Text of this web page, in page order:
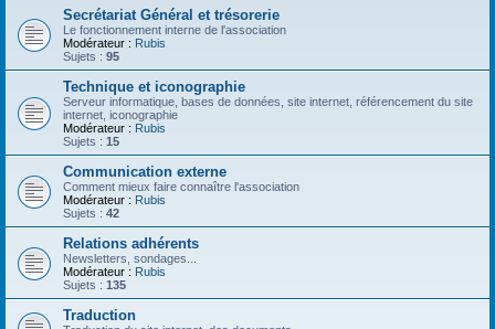
Secrétariat Général et trésorerie
Le fonctionnement interne de l'association
Modérateur : Rubis
Sujets : 95
Technique et iconographie
Serveur informatique, bases de données, site internet, référencement du site
internet, iconographie
Modérateur : Rubis
Sujets : 15
Communication externe
Comment mieux faire connaître l'association
Modérateur : Rubis
Sujets : 42
Relations adhérents
Newsletters, sondages...
Modérateur : Rubis
Sujets : 135
Traduction